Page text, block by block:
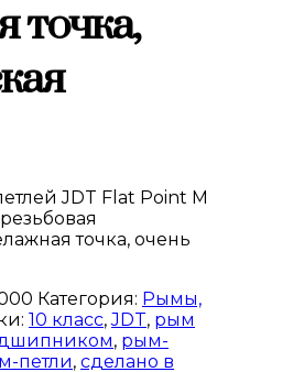
точка,
JDT Flat Point M
точка, очень
Категория: Рымы,
10 класс,JDT, рым
, рым-
петли, сделано в